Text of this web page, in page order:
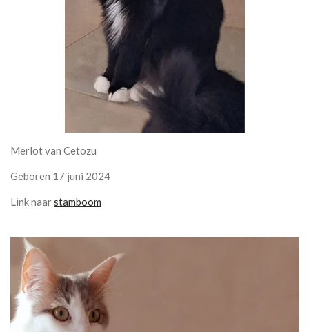
Merlot van Cetozu
Geboren 17 juni 2024
Link naarstamboom